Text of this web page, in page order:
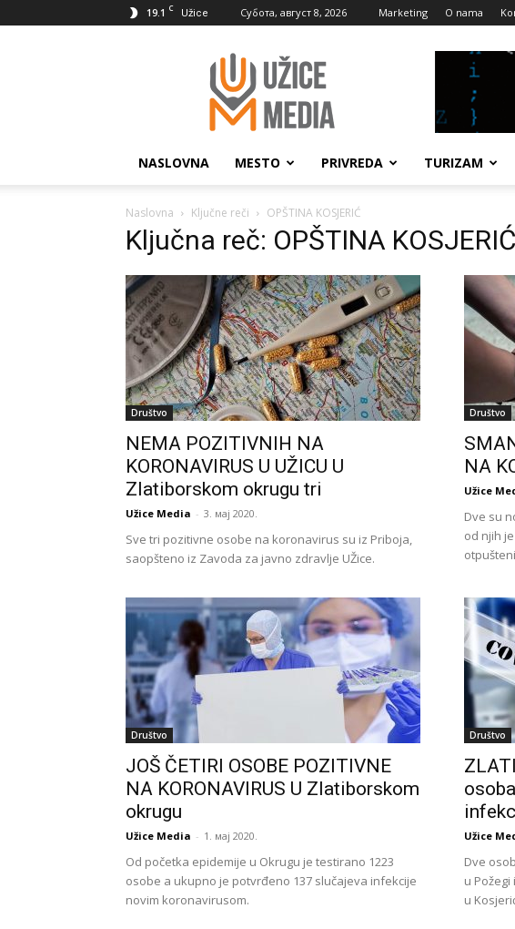
19.1 C Užice Субота, август 8, 2026 Marketing O nama
UžiceMedia
NASLOVNA MESTO PRIVREDA TURIZAM
Naslovna Ključne reči OPŠTINA KOSJERIĆ
Ključna reč: OPŠTINA KOSJERIĆ
Društvo
NEMA POZITIVNIH NA
KORONAVIRUS U UŽICU U
Zlatiborskom okrugu tri
Užice Media - 3. мај 2020.
Sve tri pozitivne osobe na koronavirus su iz Priboja,
saopšteno iz Zavoda za javno zdravlje UŽice.
Društvo
NA
Užice
Dve su
od njih
Društvo
JOŠ ČETIRI OSOBE POZITIVNE
NA KORONAVIRUS U Zlatiborskom
okrugu
Užice Media - 1. мај 2020.
Od početka epidemije u Okrugu je testirano 1223
osobe a ukupno je potvrđeno 137 slučajeva infekcije
novim koronavirusom.
Društvo
Užice
Dve
u
u